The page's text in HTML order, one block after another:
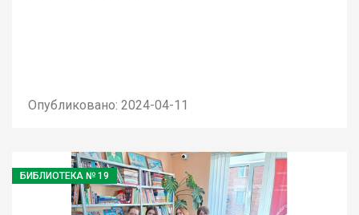
Опубликовано: 2024-04-11
БИБЛИОТЕКА № 19